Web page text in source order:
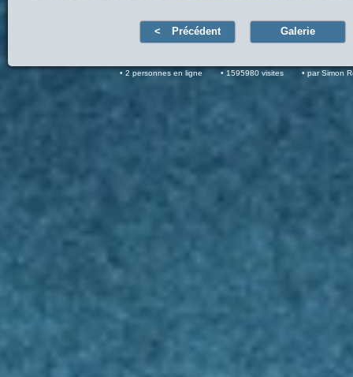
Précédent Galerie
2 personnes en ligne 1595980 visites par Simon